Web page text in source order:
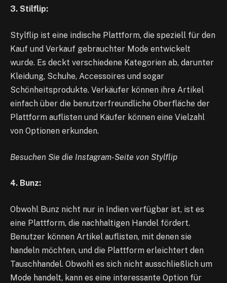
3. Stilflip:
Stylflip ist eine indische Plattform, die speziell für den
Kauf und Verkauf gebrauchter Mode entwickelt
wurde. Es deckt verschiedene Kategorien ab, darunter
Kleidung, Schuhe, Accessoires und sogar
Schönheitsprodukte. Verkäufer können ihre Artikel
einfach über die benutzerfreundliche Oberfläche der
Plattform auflisten und Käufer können eine Vielzahl
von Optionen erkunden.
Besuchen Sie die Instagram-Seite von Stylflip
4. Bunz:
Obwohl Bunz nicht nur in Indien verfügbar ist, ist es
eine Plattform, die nachhaltigen Handel fördert.
Benutzer können Artikel auflisten, mit denen sie
handeln möchten, und die Plattform erleichtert den
Tauschhandel. Obwohl es sich nicht ausschließlich um
Mode handelt, kann es eine interessante Option für